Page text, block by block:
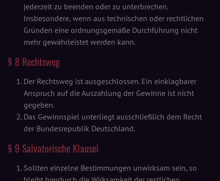
jederzeit zu beenden oder zu unterbrechen.
Insbesondere, wenn aus technischen oder rechtlichen
Gründen eine ordnungsgemäße Durchführung nicht
mehr gewährleistet werden kann.
§ 8 Rechtsweg
Der Rechtsweg ist ausgeschlossen. Ein einklagbarer
Anspruch auf die Auszahlung der Gewinne ist nicht
gegeben.
Das Gewinnspiel unterliegt ausschließlich dem Recht
der Bundesrepublik Deutschland.
§ 9 Salvatorische Klausel
Sollten einzelne Bestimmungen unwirksam sein, so